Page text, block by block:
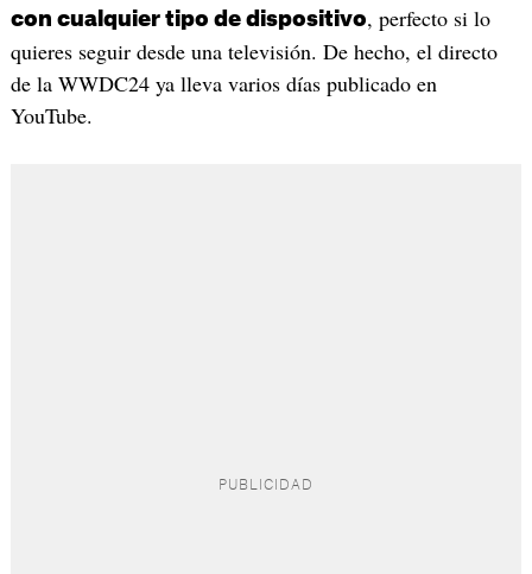
con cualquier tipo de dispositivo, perfecto si lo
quieres seguir desde una televisión. De hecho, el directo
de la WWDC24 ya lleva varios días publicado en
YouTube.